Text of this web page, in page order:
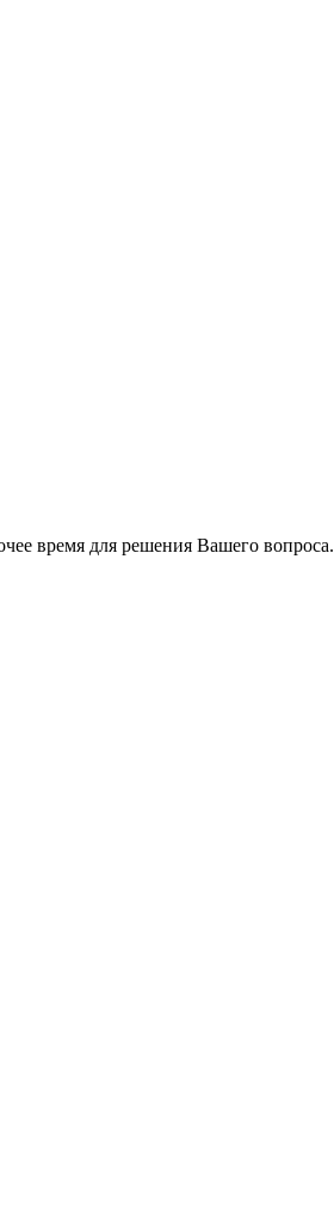
время для решения Вашего вопроса.